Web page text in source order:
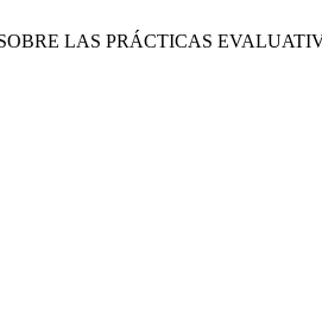
LAS PRÁCTICAS